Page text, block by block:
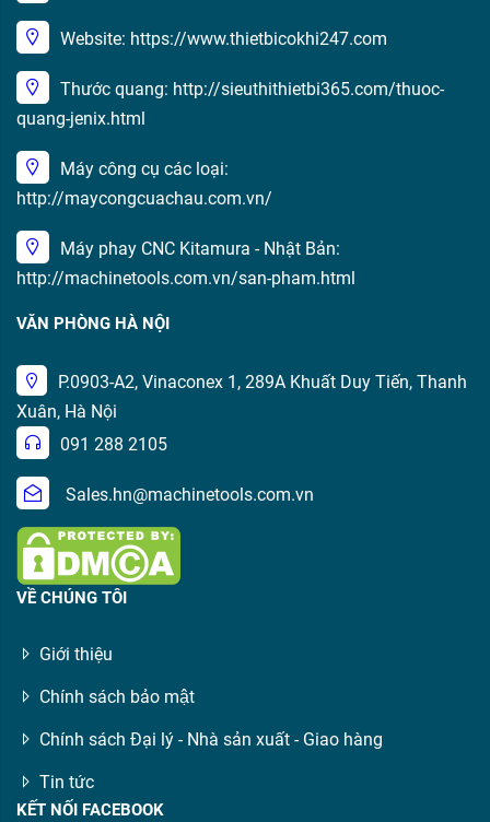
Website: https://www.thietbicokhi247.com
Thước quang: http://sieuthithietbi365.com/thuoc-
quang-jenix.html
Máy công cụ các loại:
http://maycongcuachau.com.vn/
Máy phay CNC Kitamura - Nhật Bản:
http://machinetools.com.vn/san-pham.html
VĂN PHÒNG HÀ NỘI
P.0903-A2, Vinaconex 1, 289A Khuất Duy Tiến, Thanh
Xuân, Hà Nội
091 288 2105
Sales.hn@machinetools.com.vn
VỀ CHÚNG TÔI
Giới thiệu
Chính sách bảo mật
Chính sách Đại lý - Nhà sản xuất - Giao hàng
Tin tức
KẾT NỐI FACEBOOK